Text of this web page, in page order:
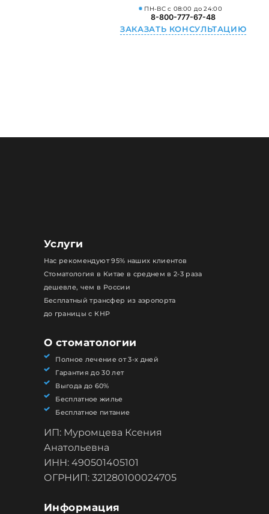
ПН-ВС с 08:00 до 24:00
8-800-777-67-48
ЗАКАЗАТЬ КОНСУЛЬТАЦИЮ
Услуги
Нас рекомендуют 95% наших клиентов
Стоматология в Китае в среднем в 2-3 раза
дешевле, чем в России
Бесплатный трансфер из аэропорта
до границы с КНР
О стоматологии
Полное лечение от 3-х дней
Гарантия до 30 лет
Выгода до 60%
Бесплатное жилье
Бесплатное питание
ИП: Муромцева Ксения
Анатольевна
ИНН: 490501405101
ОГРНИП: 321280100024705
Информация